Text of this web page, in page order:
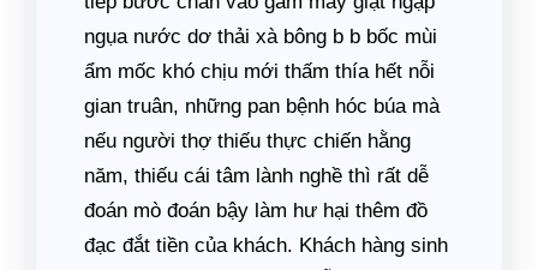
ngụa nước dơ thải xà bông b b bốc mùi
ẩm mốc khó chịu mới thấm thía hết nỗi
gian truân, những pan bệnh hóc búa mà
nếu người thợ thiếu thực chiến hằng
năm, thiếu cái tâm lành nghề thì rất dễ
đoán mò đoán bậy làm hư hại thêm đồ
đạc đắt tiền của khách. Khách hàng sinh